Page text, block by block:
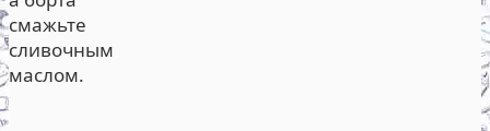
смажьте
сливочным
маслом.